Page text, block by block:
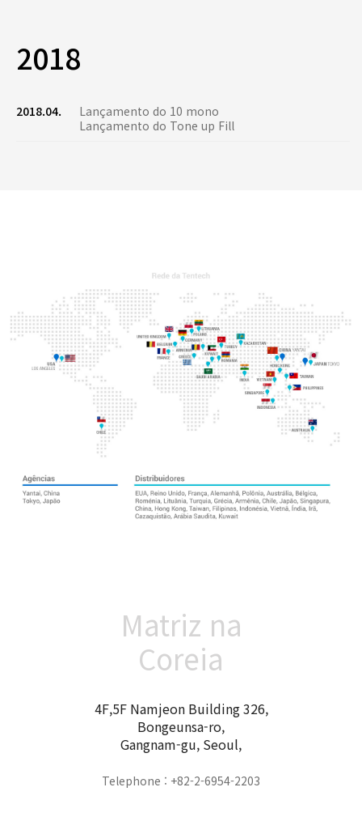
2018
2018.04.
Lançamento do 10 mono
Lançamento do Tone up Fill
Matriz na
Coreia
4F,5F Namjeon Building 326,
Bongeunsa-ro,
Gangnam-gu, Seoul,
Telephone : +82-2-6954-2203